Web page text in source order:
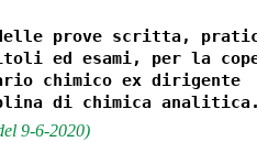
prove scritta,
ed esami, per la
chimico ex dirigente
9-6-2020)